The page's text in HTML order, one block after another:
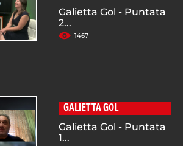
Galietta Gol - Puntata
2...
1467
GALIETTA GOL
Galietta Gol - Puntata
1...